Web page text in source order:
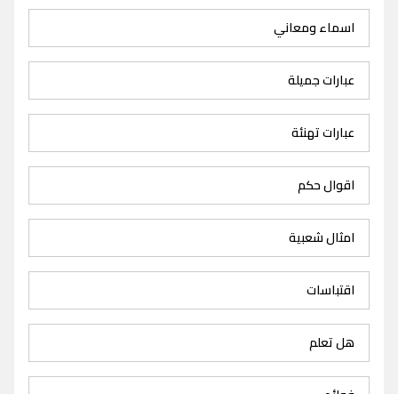
اسماء ومعاني
عبارات جميلة
عبارات تهنئة
اقوال حكم
امثال شعبية
اقتباسات
هل تعلم